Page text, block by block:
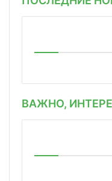
ВАЖНО,